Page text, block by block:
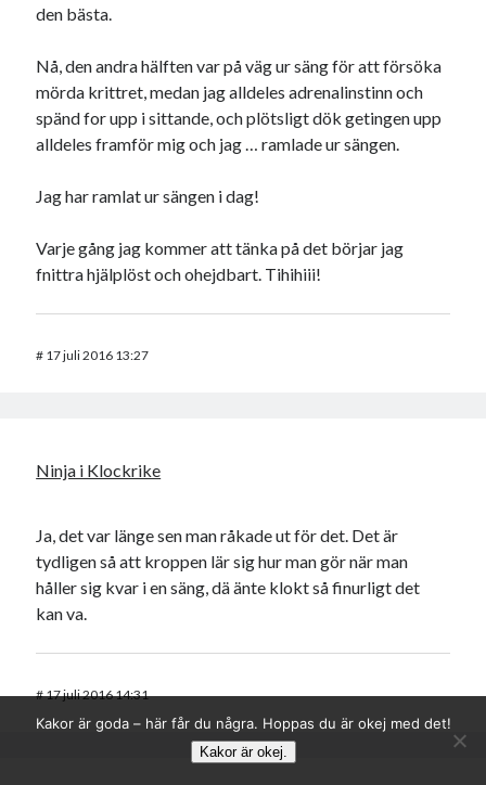
den bästa.
Nå, den andra hälften var på väg ur säng för att försöka
mörda krittret, medan jag alldeles adrenalinstinn och
spänd for upp i sittande, och plötsligt dök getingen upp
alldeles framför mig och jag … ramlade ur sängen.
Jag har ramlat ur sängen i dag!
Varje gång jag kommer att tänka på det börjar jag
fnittra hjälplöst och ohejdbart. Tihihiii!
# 17 juli 2016 13:27
Ninja i Klockrike
Ja, det var länge sen man råkade ut för det. Det är
tydligen så att kroppen lär sig hur man gör när man
håller sig kvar i en säng, dä änte klokt så finurligt det
kan va.
#17 juli 2016 14:31
Kakor är goda – här får du några. Hoppas du är okej med det!
Kakor är okej.